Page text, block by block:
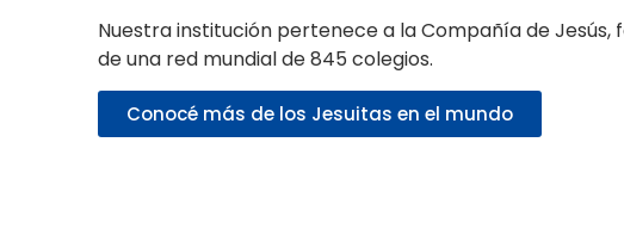
Nuestra institución pertenece a la Compañía de
de una red mundial de 845 colegios.
Conocé más de los Jesuitas en el mundo